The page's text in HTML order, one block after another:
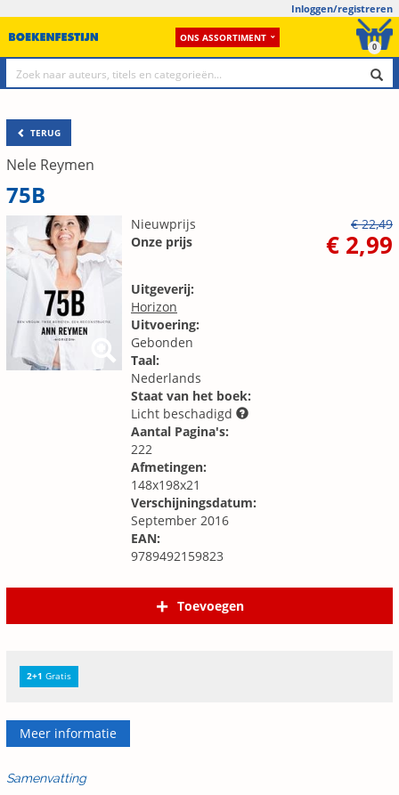
Inloggen/registreren
ONS ASSORTIMENT
0
TERUG
Nele Reymen
75B
Nieuwprijs
€ 22,49
Onze prijs
€ 2,99
Uitgeverij:
Horizon
Uitvoering:
Gebonden
Taal:
Nederlands
Staat van het boek:
Licht beschadigd
Aantal Pagina's:
222
Afmetingen:
148x198x21
Verschijningsdatum:
September 2016
EAN:
9789492159823
Toevoegen
2+1 Gratis
Meer informatie
Samenvatting